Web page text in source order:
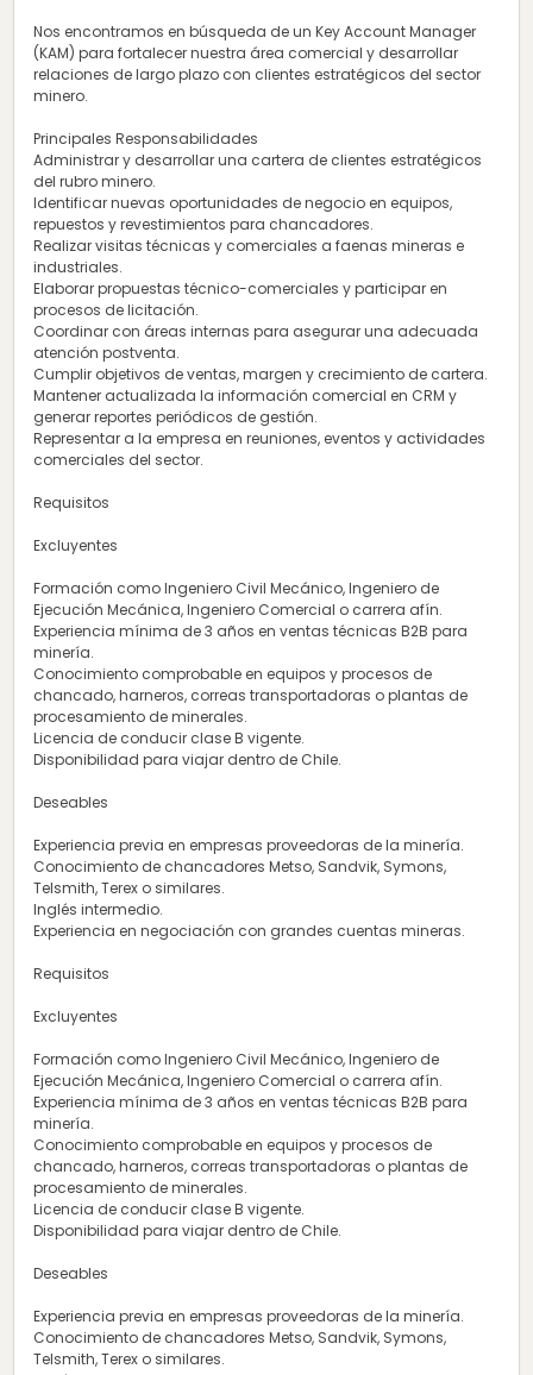
Nos encontramos en búsqueda de un Key Account Manager
(KAM) para fortalecer nuestra área comercial y desarrollar
relaciones de largo plazo con clientes estratégicos del sector
minero.
Principales Responsabilidades
Administrar y desarrollar una cartera de clientes estratégicos
del rubro minero.
Identificar nuevas oportunidades de negocio en equipos,
repuestos y revestimientos para chancadores.
Realizar visitas técnicas y comerciales a faenas mineras e
industriales.
Elaborar propuestas técnico-comerciales y participar en
procesos de licitación.
Coordinar con áreas internas para asegurar una adecuada
atención postventa.
Cumplir objetivos de ventas, margen y crecimiento de cartera.
Mantener actualizada la información comercial en CRM y
generar reportes periódicos de gestión.
Representar a la empresa en reuniones, eventos y actividades
comerciales del sector.
Requisitos
Excluyentes
Formación como Ingeniero Civil Mecánico, Ingeniero de
Ejecución Mecánica, Ingeniero Comercial o carrera afín.
Experiencia mínima de 3 años en ventas técnicas B2B para
minería.
Conocimiento comprobable en equipos y procesos de
chancado, harneros, correas transportadoras o plantas de
procesamiento de minerales.
Licencia de conducir clase B vigente.
Disponibilidad para viajar dentro de Chile.
Deseables
Experiencia previa en empresas proveedoras de la minería.
Conocimiento de chancadores Metso, Sandvik, Symons,
Telsmith, Terex o similares.
Inglés intermedio.
Experiencia en negociación con grandes cuentas mineras.
Requisitos
Excluyentes
Formación como Ingeniero Civil Mecánico, Ingeniero de
Ejecución Mecánica, Ingeniero Comercial o carrera afín.
Experiencia mínima de 3 años en ventas técnicas B2B para
minería.
Conocimiento comprobable en equipos y procesos de
chancado, harneros, correas transportadoras o plantas de
procesamiento de minerales.
Licencia de conducir clase B vigente.
Disponibilidad para viajar dentro de Chile.
Deseables
Experiencia previa en empresas proveedoras de la minería.
Conocimiento de chancadores Metso, Sandvik, Symons,
Telsmith, Terex o similares.